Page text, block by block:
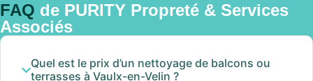
FAQ de PURITY Propreté & Services
Associés
Quel est le prix d’un nettoyage de balcons ou
terrasses à Vaulx-en-Velin ?